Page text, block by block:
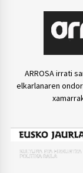
ARROSA irrati
elkarlanaren